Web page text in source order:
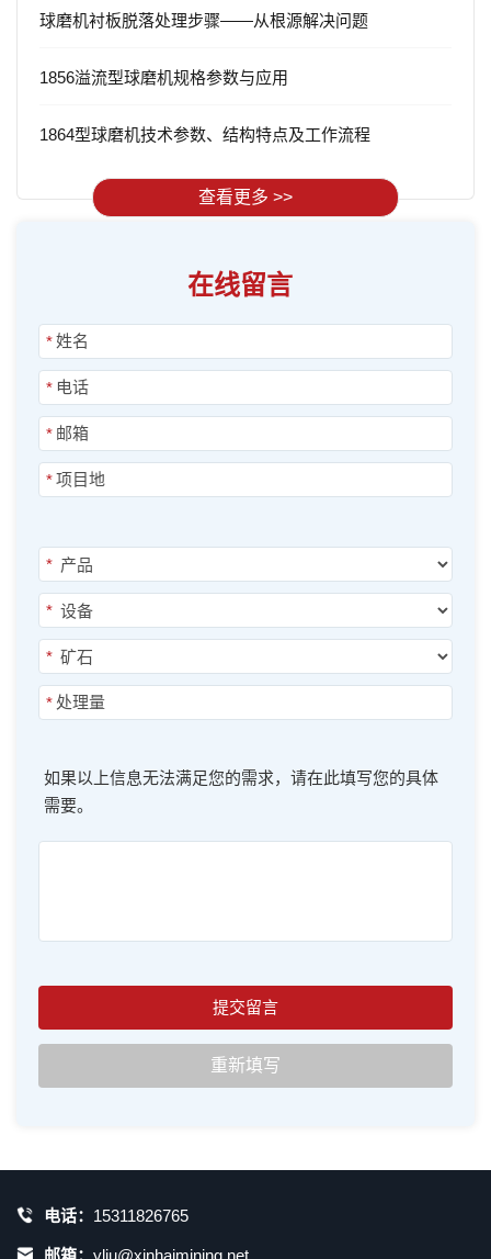
球磨机衬板脱落处理步骤——从根源解决问题
1856溢流型球磨机规格参数与应用
1864型球磨机技术参数、结构特点及工作流程
查看更多 >>
在线留言
*
*
*
*
*
*
*
*
如果以上信息无法满足您的需求，请在此填写您的具体
需要。
电话： 15311826765
邮箱： yliu@xinhaimining.net